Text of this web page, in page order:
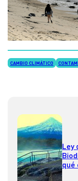
CAMBIO CLIMÁTICO
Ley
qué